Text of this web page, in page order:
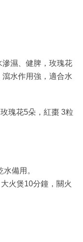
濕、健脾，玫瑰花
水作用強，適合水
瑰花5朵，紅棗 3粒
備用。
火煲10分鐘，關火